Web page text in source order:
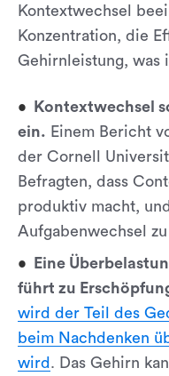
Kontextwechsel
Konzentration, die
Gehirnleistung, was
Kontextwechsel
ein. Einem Bericht
der Cornell
Befragten, dass
produktiv macht,
Aufgabenwechsel
Eine
führt zu
wird der Teil des
beim Nachdenken
wird . Das Gehirn